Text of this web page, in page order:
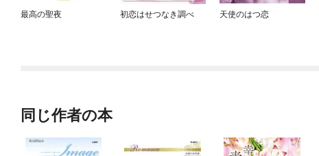
最高の聖夜 初恋はせつなき調べ 天使のはつ恋
同じ作者の本